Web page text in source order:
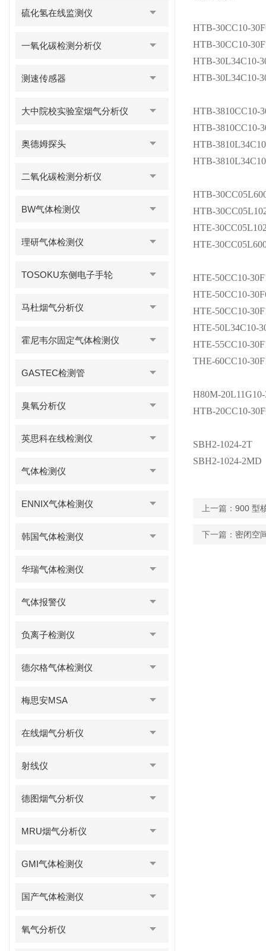
硫化氢在线监测仪
一氧化碳检测分析仪
测速传感器
大中院校实验室烟气分析仪
奥德姆探头
二氧化碳检测分析仪
BW气体检测仪
理研气体检测仪
TOSOKU东侧电子手轮
马杜烟气分析仪
霍尼韦尔固定气体检测仪
GASTEC检测管
臭氧分析仪
英思科在线检测仪
气体检测仪
ENNIX气体检测仪
韩国气体检测仪
华瑞气体检测仪
气体报警仪
负离子检测仪
德尔格气体检测仪
梅思安MSA
在线烟气分析仪
射线仪
德图烟气分析仪
MRU烟气分析仪
GMI气体检测仪
国产气体检测仪
氧气分析仪
HTB-30CC10-
HTB-30CC10-
HTB-30L34C10-
HTB-30L34C10-
HTB-3810CC10-
HTB-3810CC10-
HTB-
HTB-
HTB-
HTB-
HTE-
HTE-
HTE-50CC10-
HTE-50CC10-
HTE-50CC10-
HTE-50L34C10-
HTE-55CC10-
THE-60CC10-
H80M-
HTB-20CC10-
SBH2-1024-2T
SBH2-1024-2MD
上一篇： 900 型
下一篇： 密闭空